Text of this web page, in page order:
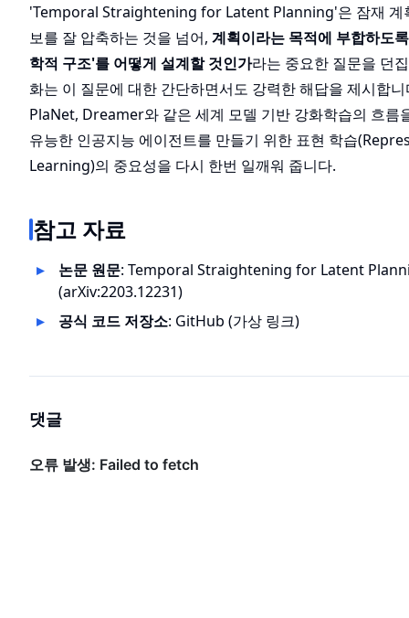
'Temporal Straightening for Latent Planning'은 잠재 계
보를 잘 압축하는 것을 넘어, 계획이라는 목적에 부합하도
학적 구조'를 어떻게 설계할 것인가라는 중요한 질문을 던
화는 이 질문에 대한 간단하면서도 강력한 해답을 제시합
PlaNet, Dreamer와 같은 세계 모델 기반 강화학습의 흐름
유능한 인공지능 에이전트를 만들기 위한 표현 학습
Learning)의 중요성을 다시 한번 일깨워 줍니다.
참고 자료
논문 원문: Temporal Straightening for Latent
(arXiv:2203.12231)
공식 코드 저장소: GitHub (가상 링크)
댓글